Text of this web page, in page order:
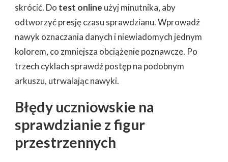
skrócić. Do test online użyj minutnika, aby
odtworzyć presję czasu sprawdzianu. Wprowadź
nawyk oznaczania danych i niewiadomych jednym
kolorem, co zmniejsza obciążenie poznawcze. Po
trzech cyklach sprawdź postęp na podobnym
arkuszu, utrwalając nawyki.
Błędy uczniowskie na
sprawdzianie z figur
przestrzennych